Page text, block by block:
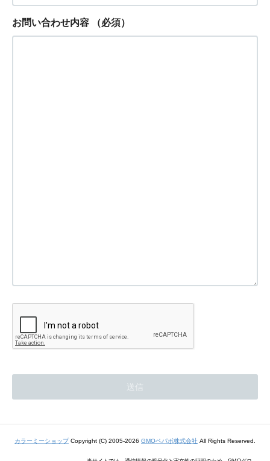
お問い合わせ内容 （必須）
カラーミーショップCopyright (C) 2005-2026 GMOペパボ株式会社 All Rights Reserved.